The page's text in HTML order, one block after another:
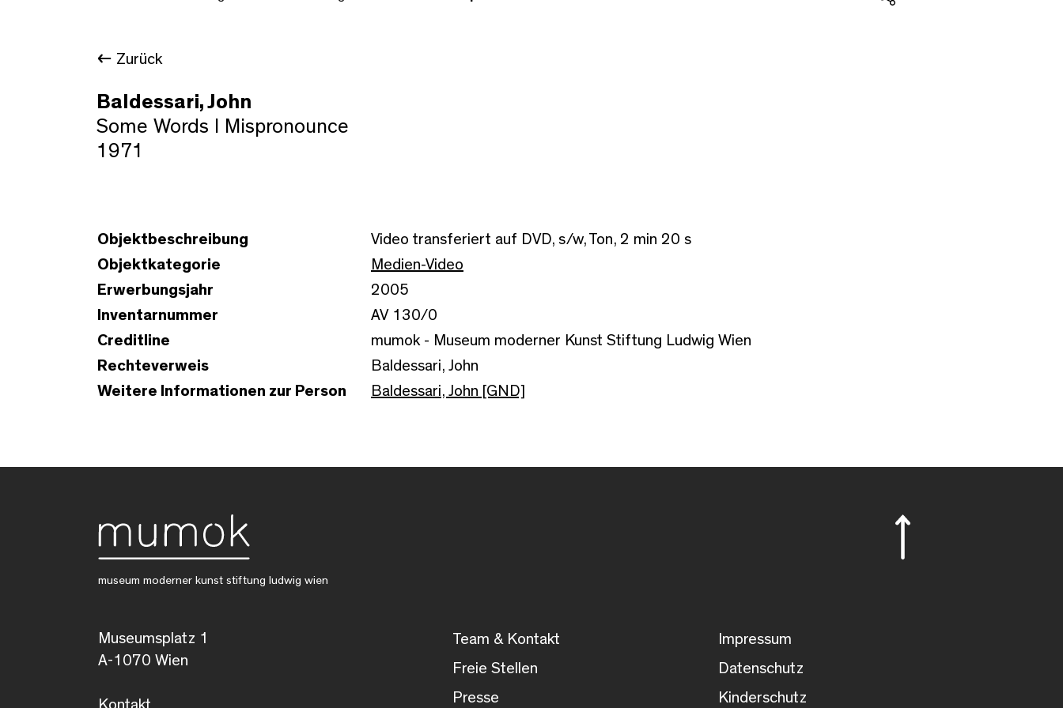
Zurück
Baldessari, John
Some Words I Mispronounce
1971
Objektbeschreibung
Video transferiert auf DVD, s/w, Ton, 2 min 20 s
Objektkategorie
Medien-Video
Erwerbungsjahr
2005
Inventarnummer
AV 130/0
Creditline
mumok - Museum moderner Kunst Stiftung Ludwig Wien
Rechteverweis
Baldessari, John
Weitere Informationen zur Person
Baldessari, John [GND]
museum moderner kunst stiftung ludwig wien
Museumsplatz 1
A-1070 Wien
Kontakt
Team & Kontakt
Freie Stellen
Presse
Impressum
Datenschutz
Kinderschutz